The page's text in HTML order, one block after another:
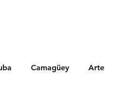
Camagüey Arte